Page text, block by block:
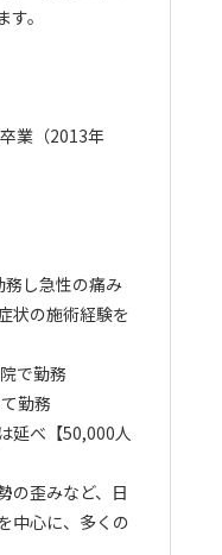
。
業（2013年
し急性の痛み
状の施術経験を
で勤務
勤務
延べ【50,000人
の歪みなど、日
中心に、多くの